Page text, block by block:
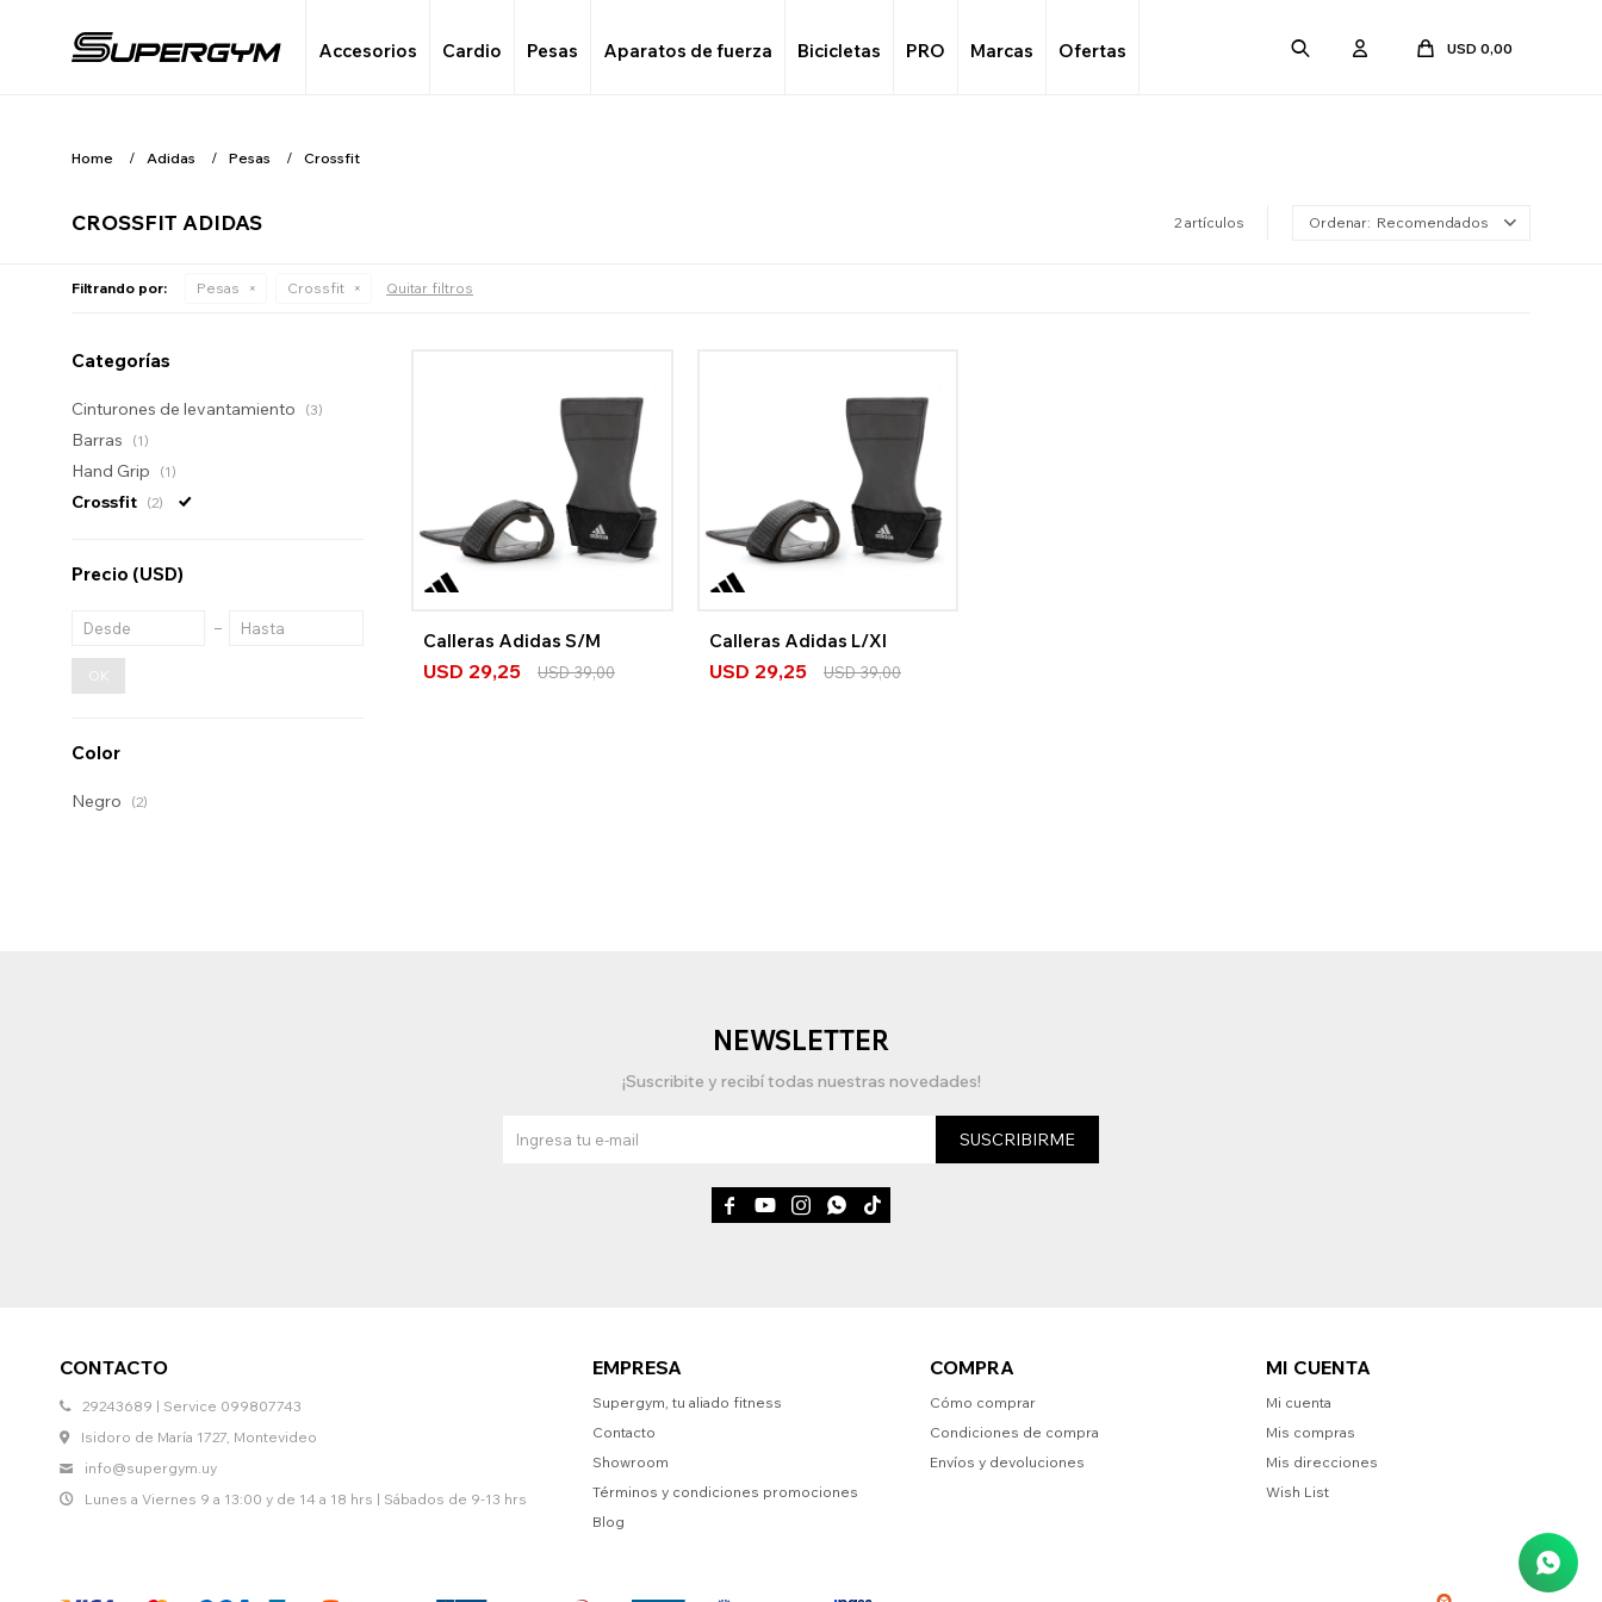
Accesorios Cardio Pesas Aparatos de fuerza Bicicletas PRO Marcas Ofertas USD 0,00
Home Adidas Pesas Crossfit
CROSSFIT ADIDAS 2 artículos Recomendados
Filtrando por: Pesas Crossfit Quitar filtros
Calleras Adidas S/M
USD 29,25 USD39,00
Calleras Adidas L/Xl
USD 29,25 USD39,00
Categorías
Cinturones de levantamiento (3)
Barras (1)
Hand Grip (1)
Crossfit (2)
Precio (USD)
OK
Color
Negro (2)
CONTACTO
29243689 | Service 099807743
Isidoro de María 1727, Montevideo
info@supergym.uy
Lunes a Viernes 9 a 13:00 y de 14 a 18 hrs | Sábados de 9-13 hrs
EMPRESA
Supergym, tu aliado fitness
Contacto
Showroom
Términos y condiciones promociones
Blog
COMPRA
Cómo comprar
Condiciones de compra
Envíos y devoluciones
MI CUENTA
Mi cuenta
Mis compras
Mis direcciones
Wish List
NEWSLETTER
¡Suscribite y recibí todas nuestras novedades!
SUSCRIBIRME
    